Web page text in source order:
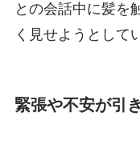
との会話中に髪を
く見せようとして
緊張や不安が引